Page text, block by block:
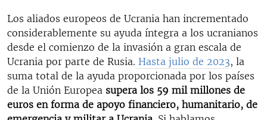
Los aliados europeos de Ucrania han incrementado
considerablemente su ayuda íntegra a los ucranianos
desde el comienzo de la invasión a gran escala de
Ucrania por parte de Rusia. Hasta julio de 2023, la
suma total de la ayuda proporcionada por los países
de la Unión Europea supera los 59 mil millones de
euros en forma de apoyo financiero, humanitario, de